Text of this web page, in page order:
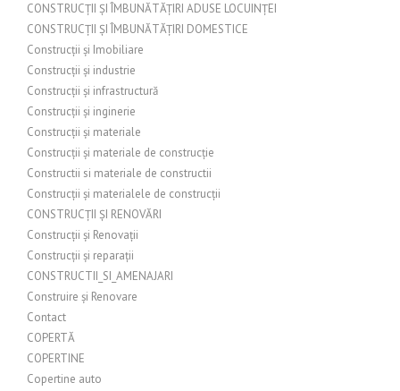
CONSTRUCȚII ȘI ÎMBUNĂTĂȚIRI ADUSE LOCUINȚEI
CONSTRUCȚII ȘI ÎMBUNĂTĂȚIRI DOMESTICE
Construcții și Imobiliare
Construcții și industrie
Construcții și infrastructură
Construcții și inginerie
Construcții și materiale
Construcții și materiale de construcție
Constructii si materiale de constructii
Construcții și materialele de construcții
CONSTRUCȚII ȘI RENOVĂRI
Construcții și Renovații
Construcții și reparații
CONSTRUCTII_SI_AMENAJARI
Construire și Renovare
Contact
COPERTĂ
COPERTINE
Copertine auto